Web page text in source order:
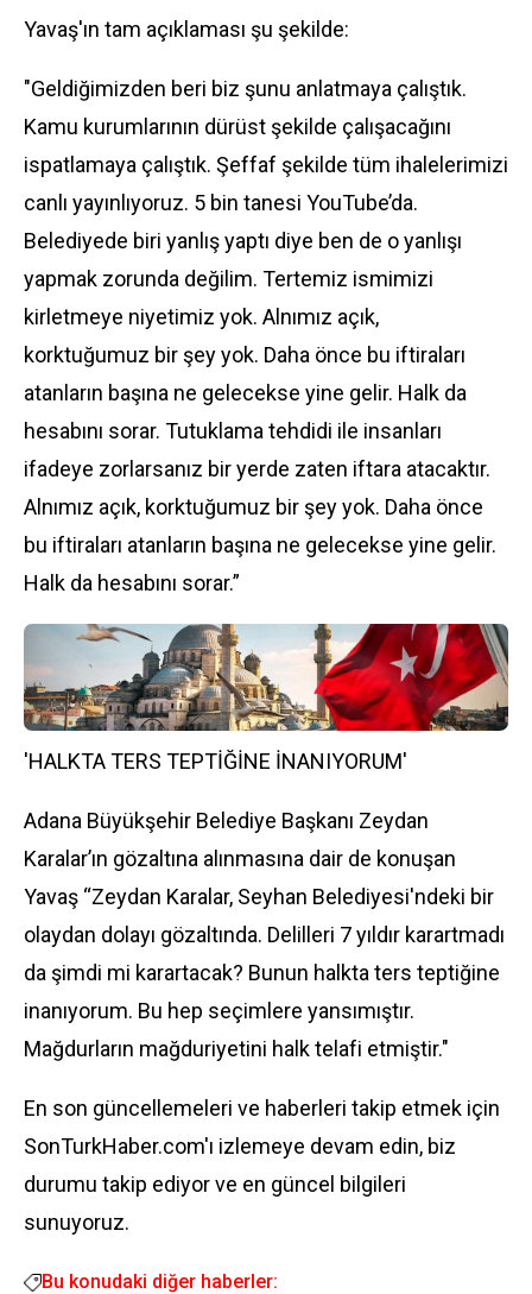
Yavaş'ın tam açıklaması şu şekilde:
"Geldiğimizden beri biz şunu anlatmaya çalıştık.
Kamu kurumlarının dürüst şekilde çalışacağını
ispatlamaya çalıştık. Şeffaf şekilde tüm ihalelerimizi
canlı yayınlıyoruz. 5 bin tanesi YouTube’da.
Belediyede biri yanlış yaptı diye ben de o yanlışı
yapmak zorunda değilim. Tertemiz ismimizi
kirletmeye niyetimiz yok. Alnımız açık,
korktuğumuz bir şey yok. Daha önce bu iftiraları
atanların başına ne gelecekse yine gelir. Halk da
hesabını sorar. Tutuklama tehdidi ile insanları
ifadeye zorlarsanız bir yerde zaten iftara atacaktır.
Alnımız açık, korktuğumuz bir şey yok. Daha önce
bu iftiraları atanların başına ne gelecekse yine gelir.
Halk da hesabını sorar.”
'HALKTA TERS TEPTİĞİNE İNANIYORUM'
Adana Büyükşehir Belediye Başkanı Zeydan
Karalar’ın gözaltına alınmasına dair de konuşan
Yavaş “Zeydan Karalar, Seyhan Belediyesi'ndeki bir
olaydan dolayı gözaltında. Delilleri 7 yıldır karartmadı
da şimdi mi karartacak? Bunun halkta ters teptiğine
inanıyorum. Bu hep seçimlere yansımıştır.
Mağdurların mağduriyetini halk telafi etmiştir."
En son güncellemeleri ve haberleri takip etmek için
SonTurkHaber.com'ı izlemeye devam edin, biz
durumu takip ediyor ve en güncel bilgileri
sunuyoruz.
Bu konudaki diğer haberler: